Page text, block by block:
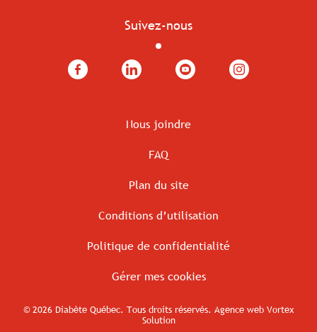
Suivez-nous
Facebook LinkedIn YouTube Instagram
Nous joindre
FAQ
Plan du site
Conditions d’utilisation
Politique de confidentialité
Gérer mes cookies
© 2026 Diabète Québec. Tous droits réservés. Agence web Vortex
Solution